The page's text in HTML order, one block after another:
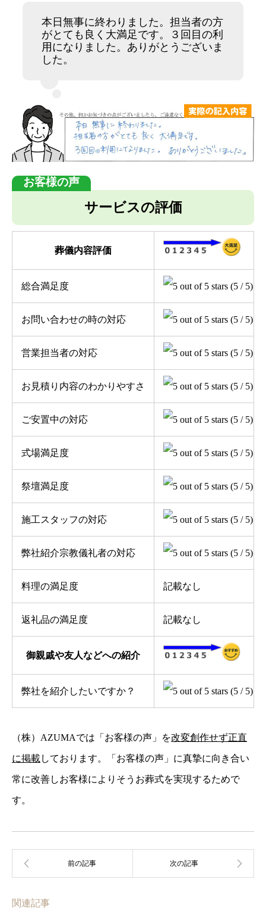
本日無事に終わりました。担当者の方
がとても良く大満足です。３回目の利
用になりました。ありがとうございま
した。
サービスの評価
葬儀内容評価
総合満足度 (5 / 5)
お問い合わせの時の対応 (5 / 5)
営業担当者の対応 (5 / 5)
お見積り内容のわかりやすさ (5 / 5)
ご安置中の対応 (5 / 5)
式場満足度 (5 / 5)
祭壇満足度 (5 / 5)
施工スタッフの対応 (5 / 5)
弊社紹介宗教儀礼者の対応 (5 / 5)
料理の満足度 記載なし
返礼品の満足度 記載なし
御親戚や友人などへの紹介
弊社を紹介したいですか？ (5 / 5)
（株）AZUMAでは「お客様の声」を改変創作せず正直
に掲載しております。「お客様の声」に真摯に向き合い
常に改善しお客様によりそうお葬式を実現するためで
す。
関連記事